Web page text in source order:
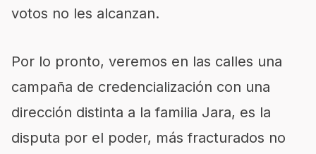
votos no les alcanzan.
Por lo pronto, veremos en las calles una
campaña de credencialización con una
dirección distinta a la familia Jara, es la
disputa por el poder, más fracturados no